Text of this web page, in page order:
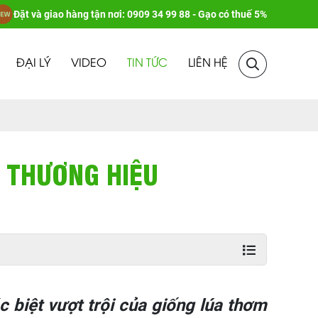
Đặt và giao hàng tận nơi: 0909 34 99 88 - Gạo có thuế 5%
ĐẠI LÝ VIDEO TIN TỨC LIÊN HỆ
HIỆU
biệt vượt trội của giống lúa thơm